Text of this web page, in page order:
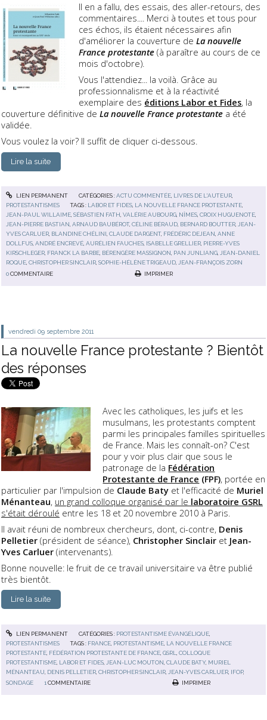
Il en a fallu, des essais, des aller-retours, des
commentaires.... Merci à toutes et tous pour
ces échos, ils étaient nécessaires afin
d'améliorer la couverture deLa nouvelle
France protestante (à paraître au cours de ce
mois d'octobre).
Vous l'attendiez... la voilà. Grâce au
professionnalisme et à la réactivité
exemplaire des éditions Labor et Fides, la
couverture définitive de La nouvelle France protestante a été
validée.
Vous voulez la voir? Il suffit de cliquer ci-dessous.
Lire la suite
LIEN PERMANENT CATÉGORIES :ACTU COMMENTÉE, LIVRES DE L'AUTEUR,
PROTESTANTISMES
TAGS : LABOR ET FIDES, LA NOUVELLE FRANCE PROTESTANTE,
JEAN-PAUL WILLAIME,SÉBASTIEN FATH,VALÉRIE AUBOURG, NÎMES,CROIX HUGUENOTE,
JEAN-PIERRE BASTIAN,ARNAUD BAUBÉROT,CÉLINE BÉRAUD, BERNARD BOUTTER,JEAN-
YVES CARLUER, BLANDINE CHÉLINI,CLAUDE DARGENT, FRÉDÉRIC DEJEAN,ANNE
DOLLFUS,ANDRÉ ENCREVÉ,AURÉLIEN FAUCHES, ISABELLE GRELLIER, PIERRE-YVES
KIRSCHLEGER, FRANCK LA BARBE, BÉRENGÈRE MASSIGNON, PAN JUNLIANG,JEAN-DANIEL
ROQUE,CHRISTOPHER SINCLAIR,SOPHIE-HÉLÈNE TRIGEAUD,JEAN-FRANÇOIS ZORN
0COMMENTAIRE IMPRIMER
vendredi 09 septembre 2011
La nouvelle France protestante ? Bientôt
des réponses
Avec les catholiques, les juifs et les
musulmans, les protestants comptent
parmi les principales familles spirituelles
de France. Mais les connaît-on? C'est
pour y voir plus clair que sous le
patronage de la Fédération
Protestante de France (FPF), portée en
particulier par l'impulsion de Claude Baty et l'efficacité de Muriel
Ménanteau, un grand colloque organisé par le laboratoire GSRL
s'était déroulé entre les 18 et 20 novembre 2010 à Paris.
Il avait réuni de nombreux chercheurs, dont, ci-contre, Denis
Pelletier (président de séance), Christopher Sinclair et Jean-
Yves Carluer (intervenants).
Bonne nouvelle: le fruit de ce travail universitaire va être publié
très bientôt.
Lire la suite
LIEN PERMANENT CATÉGORIES : PROTESTANTISME ÉVANGÉLIQUE,
PROTESTANTISMES
TAGS : FRANCE PROTESTANTISME LA NOUVELLE FRANCE
PROTESTANTE FÉDÉRATION PROTESTANTE DE FRANCE ,GSRL ,COLLOQUE
PROTESTANTISME LABOR ET FIDES JEAN-LUC MOUTON ,CLAUDE BATY, MURIEL
MÉNANTEAU DENIS PELLETIER ,CHRISTOPHER SINCLAIR JEAN-YVES CARLUER IFOP,
SONDAGE
1 COMMENTAIRE IMPRIMER